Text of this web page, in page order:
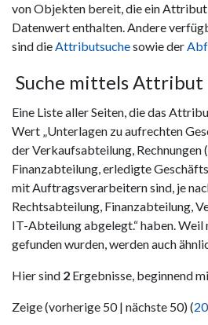
von Objekten bereit, die ein
Datenwert enthalten. Andere
sind dieAttributsuchesowie der
Suche mittels Attribut
Eine Liste aller Seiten, die das
Wert „Unterlagen zu aufrechten
der Verkaufsabteilung, Rechnungen
Finanzabteilung, erledigte
mit Auftragsverarbeitern sind, je
Rechtsabteilung, Finanzabteilung,
IT-Abteilung abgelegt.“ haben. Weil
gefunden wurden, werden auch
Hier sind 2 Ergebnisse, beginnend
Zeige (vorherige 50 | nächste 50) (20